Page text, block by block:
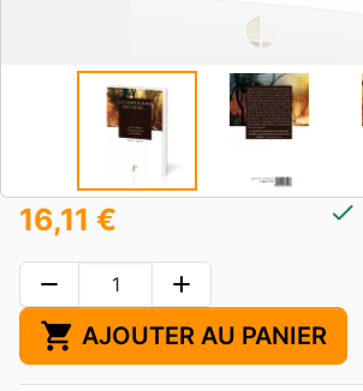
16,11 € check
remove add
shopping_cart AJOUTER AU PANIER